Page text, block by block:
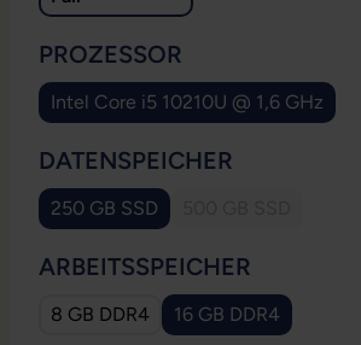
PROZESSOR
Intel Core i5 10210U @ 1,6 GHz
DATENSPEICHER
250 GB SSD
ARBEITSSPEICHER
8 GB DDR4 16 GB DDR4